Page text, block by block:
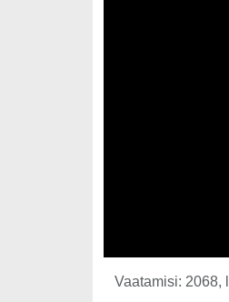
Vaatamisi: 2068,